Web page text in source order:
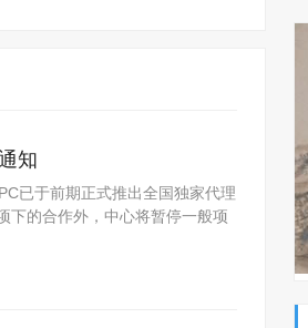
知
已于前期正式推出全国独家代理
下的合作外，中心将暂停一般项